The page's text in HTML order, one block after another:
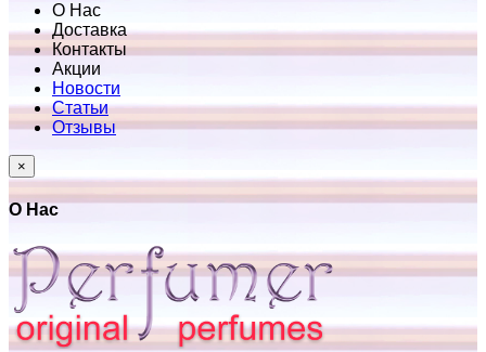
О Нас
Доставка
Контакты
Акции
Новости
Статьи
Отзывы
×
О Нас